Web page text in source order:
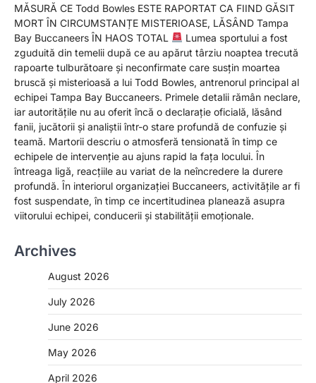
MĂSURĂ CE Todd Bowles ESTE RAPORTAT CA FIIND GĂSIT
MORT ÎN CIRCUMSTANȚE MISTERIOASE, LĂSÂND Tampa
Bay Buccaneers ÎN HAOS TOTAL
Lumea sportului a fost
zguduită din temelii după ce au apărut târziu noaptea trecută
rapoarte tulburătoare și neconfirmate care susțin moartea
bruscă și misterioasă a lui Todd Bowles, antrenorul principal al
echipei Tampa Bay Buccaneers. Primele detalii rămân neclare,
iar autoritățile nu au oferit încă o declarație oficială, lăsând
fanii, jucătorii și analiștii într-o stare profundă de confuzie și
teamă. Martorii descriu o atmosferă tensionată în timp ce
echipele de intervenție au ajuns rapid la fața locului. În
întreaga ligă, reacțiile au variat de la neîncredere la durere
profundă. În interiorul organizației Buccaneers, activitățile ar fi
fost suspendate, în timp ce incertitudinea planează asupra
viitorului echipei, conducerii și stabilității emoționale.
Archives
August 2026
July 2026
June 2026
May 2026
April 2026